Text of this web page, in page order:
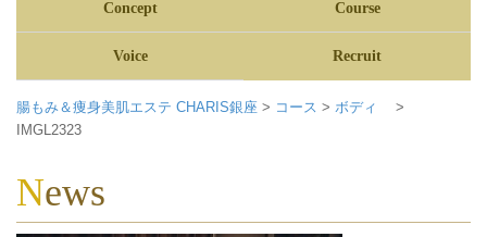
Concept Course
Voice Recruit
腸もみ＆痩身美肌エステ CHARIS銀座 > コース > ボディ
>
IMGL2323
News